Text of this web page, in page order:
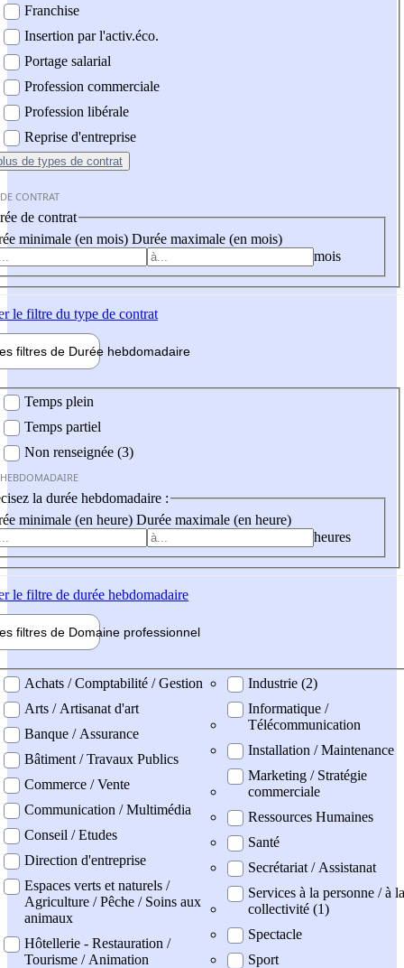
Franchise
Insertion par l'activ.éco.
Portage salarial
Profession commerciale
Profession libérale
Reprise d'entreprise
de types de contrat
CONTRAT
de contrat
minimale (en mois) Durée maximale (en mois)
mois
le filtre du type de contrat
filtres de Durée hebdomadaire
Temps plein
Temps partiel
Non renseignée (3)
la durée hebdomadaire :
minimale (en heure) Durée maximale (en heure)
heures
le filtre de durée hebdomadaire
filtres de Domaine professionnel
professionel
Achats / Comptabilité / Gestion
Arts / Artisanat d'art
Banque / Assurance
Bâtiment / Travaux Publics
Commerce / Vente
Communication / Multimédia
Conseil / Etudes
Direction d'entreprise
Espaces verts et naturels /
Agriculture / Pêche / Soins aux
animaux
Hôtellerie - Restauration /
Tourisme / Animation
Industrie (2)
Informatique /
Télécommunication
Installation / Maintenance
Marketing / Stratégie
commerciale
Ressources Humaines
Santé
Secrétariat / Assistanat
Services à la personne / à la
collectivité (1)
Spectacle
Sport